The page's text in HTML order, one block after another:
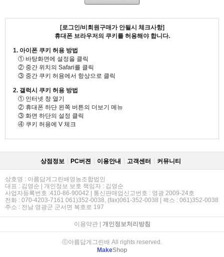
[로그인/비회원구매가 안될시 체크사항]
휴대폰 브라우저의 쿠키를 허용해야 합니다.
1. 아이폰 쿠키 허용 방법
① 바탕화면에 설정을 클릭
② 중간 위치의 Safari를 클릭
③ 중간 쿠키 허용에서 항상으로 클릭
2. 갤럭시 쿠키 허용 방법
① 인터넷 창 열기
② 휴대폰 하단 왼쪽 버튼의 더보기 메뉴
③ 화면 하단의 설정 클릭
④ 쿠키 허용에 V 체크
상점정보 PC버젼 이용안내 고객센터 커뮤니티
상호명 : 아름답게그린배영농조합법인
대표 : 김영순 | 개인정보 보호 책임자 : 김영순
사업자등록번호 :410-86-90042 | 통신판매업신고번호 : 영광 2009-24호
전화 : 070-4203-7161 061)352-0038, (fax)061-352-0038 | 팩스 : 061)352-0038
주소 : 전남 영광군 군서면 복호로 197
이용약관| 개인정보처리방침
ⓒ아름답게그린배 All rights reserved.
MakeShop